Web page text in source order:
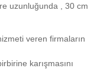
uzunluğunda , 30 cm
veren firmaların
karışmasını